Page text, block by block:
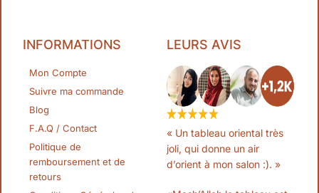
INFORMATIONS
Mon Compte
Suivre ma commande
Blog
F.A.Q / Contact
Politique de
remboursement et de
retours
LEURS AVIS
« Un tableau oriental très
joli, qui donne un air
d’orient à mon salon :). »